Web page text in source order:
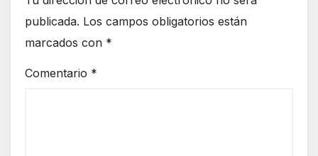
publicada. Los campos obligatorios están
marcados con *
Comentario *